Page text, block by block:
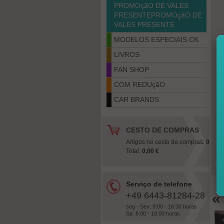
PROMOçãO DE VALES
PRESENTEPROMOçãO DE
VALES PRESENTE
MODELOS ESPECIAIS CK
LIVROS
FAN SHOP
COM REDUçãO
CAR BRANDS
CESTO DE COMPRAS
Artigos no cesto de compras: 0
Total: 0,00 €
Serviço de telefone
+49 6443-81284-28
seg - Sex: 9:00 - 16:30 horas
Sa: 8:00 - 18:00 horas
«